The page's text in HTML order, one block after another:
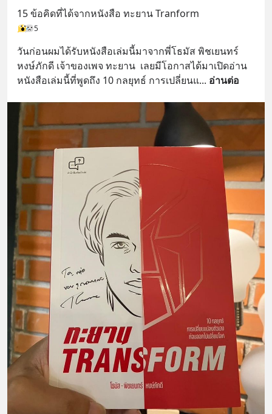
15 ข้อคิดที่ได้จากหนังสือ ทะยาน Tranform
5
วันก่อนผมได้รับหนังสือเล่มนี้มาจากพี่โธมัส พิชเยนทร์
หงษ์ภักดี เจ้าของเพจ ทะยาน  เลยมีโอกาสได้มาเปิดอ่าน
หนังสือเล่มนี้ที่พูดถึง 10 กลยุทธ์ การเปลี่ยนแ... อ่านต่อ